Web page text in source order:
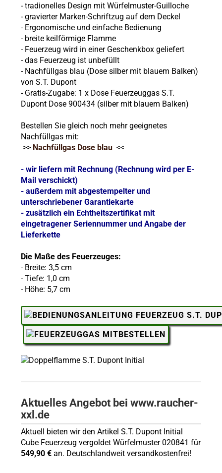
- tradionelles Design mit Würfelmuster-Guilloche
- gravierter Marken-Schriftzug auf dem Deckel
- Ergonomische und einfache Bedienung
- breite keilförmige Flamme
- Feuerzeug wird in einer Geschenkbox geliefert
- das Feuerzeug ist unbefüllt
- Nachfüllgas blau (Dose silber mit blauem Balken)
von S.T. Dupont
- Gratis-Zugabe: 1 x Dose Feuerzeuggas S.T.
Dupont Dose 900434 (silber mit blauem Balken)
Bestellen Sie gleich noch mehr geeignetes
Nachfüllgas mit:
>> Nachfüllgas Dose blau<<
- wir liefern mit Rechnung (Rechnung wird per E-
Mail verschickt)
- außerdem mit abgestempelter und
unterschriebener Garantiekarte
- zusätzlich ein Echtheitszertifikat mit
eingetragener Seriennummer und Angabe der
Lieferkette
Die Maße des Feuerzeuges:
- Breite: 3,5 cm
- Tiefe: 1,0 cm
- Höhe: 5,7 cm
Aktuelles Angebot bei www.raucher-
xxl.de
Aktuell bieten wir den Artikel S.T. Dupont Initial
Cube Feuerzeug vergoldet Würfelmuster 020841 für
549,90 €an. Deutschlandweit versandkostenfrei!